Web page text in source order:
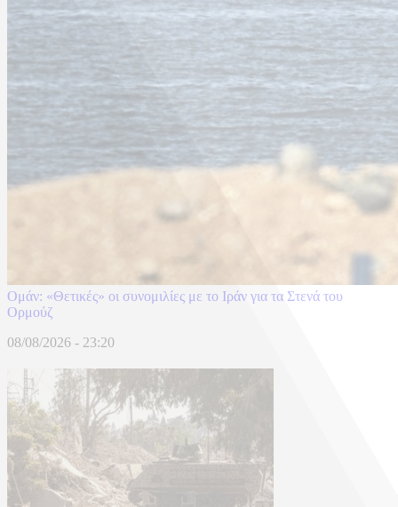
Ομάν: «Θετικές» οι συνομιλίες με το Ιράν για τα Στενά του
Ορμούζ
08/08/2026 - 23:20